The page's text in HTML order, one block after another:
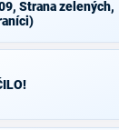
Strana zelených,